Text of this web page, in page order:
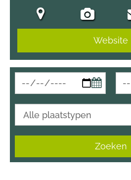
Website
Zoeken